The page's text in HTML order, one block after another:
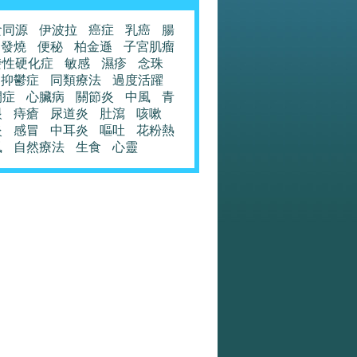
源 伊波拉 癌症 乳癌
腸
發燒
便秘 柏金遜
子宮肌瘤
硬化症
敏感 濕疹
念珠
抑鬱症
同類療法
過度活躍
心臟病 關節炎 中風
青
痔瘡 尿道炎 肚瀉
咳嗽
感冒 中耳炎 嘔吐
花粉熱
自然療法 生食 心靈